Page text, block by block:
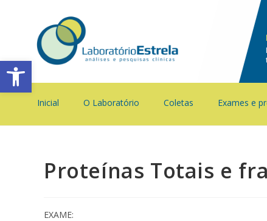
Barra de Ferramentas Aberta
Inicial O Laboratório Coletas Exames e
Proteínas Totais e
EXAME: